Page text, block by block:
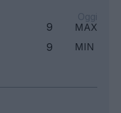
9 MAX
9 MIN